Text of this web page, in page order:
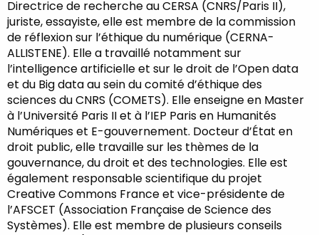
Directrice de recherche au CERSA (CNRS/Paris II),
juriste, essayiste, elle est membre de la commission
de réflexion sur l’éthique du numérique (CERNA-
ALLISTENE). Elle a travaillé notamment sur
l’intelligence artificielle et sur le droit de l’Open data
et du Big data au sein du comité d’éthique des
sciences du CNRS (COMETS). Elle enseigne en Master
à l’Université Paris II et à l’IEP Paris en Humanités
Numériques et E-gouvernement. Docteur d’État en
droit public, elle travaille sur les thèmes de la
gouvernance, du droit et des technologies. Elle est
également responsable scientifique du projet
Creative Commons France et vice-présidente de
l’AFSCET (Association Française de Science des
Systèmes). Elle est membre de plusieurs conseils